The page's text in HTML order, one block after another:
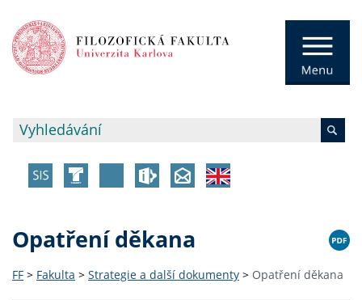
Opatření děkana
FF > Fakulta > Strategie a další dokumenty > Opatření děkana